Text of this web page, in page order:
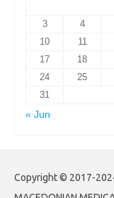
3
4
10
11
17
18
24
25
31
« Jun
Copyright © 2017-